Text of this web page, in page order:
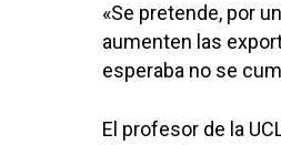
«Se pretende, por
aumenten las
esperaba no se
El profesor de la